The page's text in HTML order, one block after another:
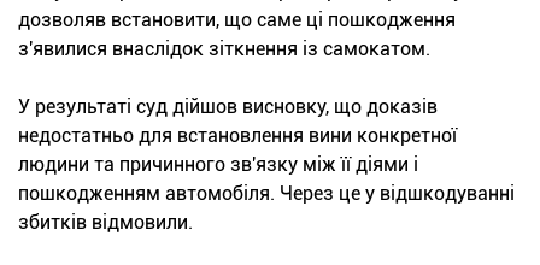
дозволяв встановити, що саме ці пошкодження
з'явилися внаслідок зіткнення із самокатом.
У результаті суд дійшов висновку, що доказів
недостатньо для встановлення вини конкретної
людини та причинного зв'язку між її діями і
пошкодженням автомобіля. Через це у відшкодуванні
збитків відмовили.